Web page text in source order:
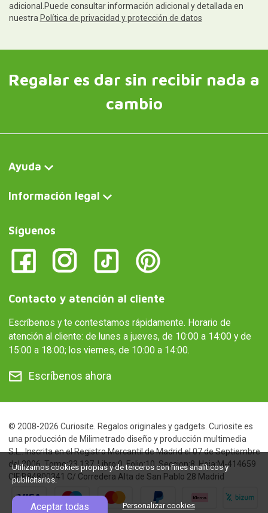
adicional.Puede consultar información adicional y detallada en
nuestra Política de privacidad y protección de datos
Regalar es dar sin recibir nada a
cambio
Ayuda
Información legal
Síguenos
Contacto y atención al cliente
Escríbenos y te contestamos rápidamente. Horario de
atención al cliente: de lunes a jueves, de 10:00 a 14:00 y de
15:00 a 18:00; los viernes, de 10:00 a 14:00.
Escríbenos ahora
© 2008-2026 Curiosite. Regalos originales y gadgets. Curiosite es
una producción de Milimetrado diseño y producción multimedia
S.L.. Inscrita en el Registro Mercantil de Madrid el 07 de Septiembre
del 2006. Tomo:23.137. Libro:0. Folio:10. Seccion:8. Hoja:M-414659
CIF:B84800341 C/ Corredera Alta de San Pablo 28 Madrid
Utilizamos cookies propias y de terceros con fines analíticos y
publicitarios.
Aceptar todas Personalizar cookies